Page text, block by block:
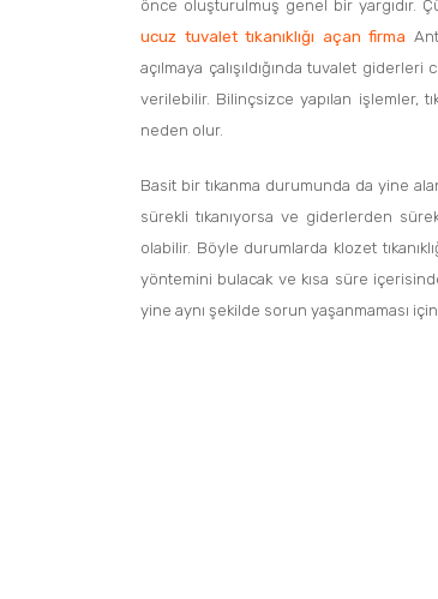
önce oluşturulmuş genel bir yargıdır.
ucuz tuvalet tıkanıklığı açan firma
açılmaya çalışıldığında tuvalet
verilebilir. Bilinçsizce yapılan işlemler,
neden olur.
Basit bir tıkanma durumunda da yine
sürekli tıkanıyorsa ve giderlerden
olabilir. Böyle durumlarda klozet
yöntemini bulacak ve kısa süre
yine aynı şekilde sorun yaşanmaması